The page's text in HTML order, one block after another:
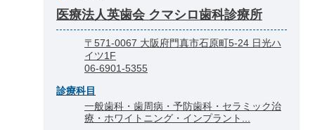
医療法人英歯会 クマシロ歯科診療所
〒571-0067 大阪府門真市石原町5-24 日光ハ
イツ1F
06-6901-5355
診療科目
一般歯科・歯周病・予防歯科・セラミック治
療・ホワイトニング・インプラント...